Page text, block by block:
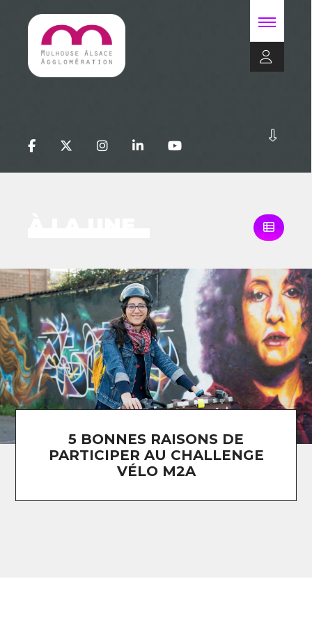
5 BONNES RAISONS DE
PARTICIPER AU CHALLENGE
VÉLO M2A